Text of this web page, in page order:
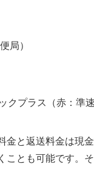
局）
クプラス（赤：準
金と返送料金は現
ことも可能です。